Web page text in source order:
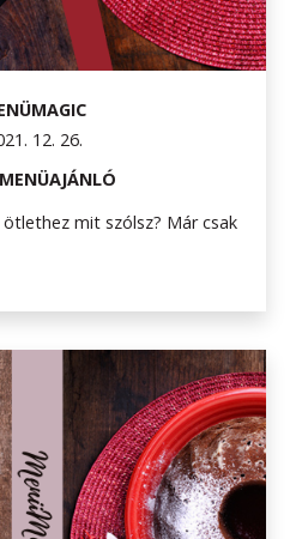
12. 26.
mit szólsz? Már csak